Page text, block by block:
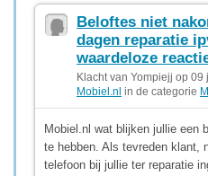
Beloftes niet
dagen reparatie
waardeloze
Klacht van Yompiejj op
Mobiel.nl in de categorie
Mobiel.nl wat blijken jullie een
te hebben. Als tevreden klant,
telefoon bij jullie ter reparatie